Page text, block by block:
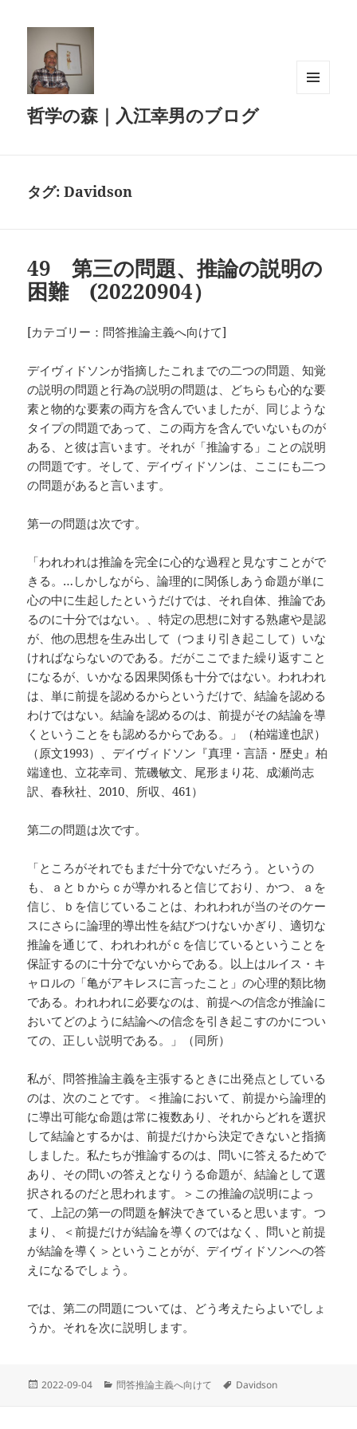
哲学の森｜入江幸男のブログ
タグ:Davidson
49 第三の問題、推論の説明の
困難 (20220904）
[カテゴリー：問答推論主義へ向けて]
デイヴィドソンが指摘したこれまでの二つの問題、知覚
の説明の問題と行為の説明の問題は、どちらも心的な要
素と物的な要素の両方を含んでいましたが、同じような
タイプの問題であって、この両方を含んでいないものが
ある、と彼は言います。それが「推論する」ことの説明
の問題です。そして、デイヴィドソンは、ここにも二つ
の問題があると言います。
第一の問題は次です。
「われわれは推論を完全に心的な過程と見なすことがで
きる。…しかしながら、論理的に関係しあう命題が単に
心の中に生起したというだけでは、それ自体、推論であ
るのに十分ではない。、特定の思想に対する熟慮や是認
が、他の思想を生み出して（つまり引き起こして）いな
ければならないのである。だがここでまた繰り返すこと
になるが、いかなる因果関係も十分ではない。われわれ
は、単に前提を認めるからというだけで、結論を認める
わけではない。結論を認めるのは、前提がその結論を導
くということをも認めるからである。」（柏端達也訳）
（原文1993）、デイヴィドソン『真理・言語・歴史』柏
端達也、立花幸司、荒磯敏文、尾形まり花、成瀬尚志
訳、春秋社、2010、所収、461）
第二の問題は次です。
「ところがそれでもまだ十分でないだろう。というの
も、ａとｂからｃが導かれると信じており、かつ、ａを
信じ、ｂを信じていることは、われわれが当のそのケー
スにさらに論理的導出性を結びつけないかぎり、適切な
推論を通じて、われわれがｃを信じているということを
保証するのに十分でないからである。以上はルイス・キ
ャロルの「亀がアキレスに言ったこと」の心理的類比物
である。われわれに必要なのは、前提への信念が推論に
おいてどのように結論への信念を引き起こすのかについ
ての、正しい説明である。」（同所）
私が、問答推論主義を主張するときに出発点としている
のは、次のことです。＜推論において、前提から論理的
に導出可能な命題は常に複数あり、それからどれを選択
して結論とするかは、前提だけから決定できないと指摘
しました。私たちが推論するのは、問いに答えるためで
あり、その問いの答えとなりうる命題が、結論として選
択されるのだと思われます。＞この推論の説明によっ
て、上記の第一の問題を解決できていると思います。つ
まり、＜前提だけが結論を導くのではなく、問いと前提
が結論を導く＞ということがが、デイヴィドソンへの答
えになるでしょう。
では、第二の問題については、どう考えたらよいでしょ
うか。それを次に説明します。
投
2022-09-04
カ
問答推論主義へ向けて
タ
Davidson